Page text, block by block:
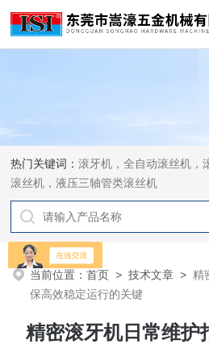
热门关键词：滚牙机，全自动滚丝机，
滚丝机，液压三轴管类滚丝机
当前位置：首页 >技术文章 >精
保高效稳定运行的关键
精密滚牙机日常维护